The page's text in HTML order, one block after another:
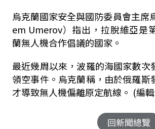
烏克蘭國家安全與國防委員會主席
em Umerov）指出，拉脫維亞是
蘭無人機合作倡議的國家。
最近幾周以來，波羅的海國家數次
領空事件。烏克蘭稱，由於俄羅斯
才導致無人機偏離原定航線。 (編
回新聞總覽